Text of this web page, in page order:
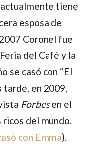
tiene
esposa de
Coronel fue
del Café y la
se casó con “El
tarde, en 2009,
Forbesen el
ricos del mundo.
con Emma).